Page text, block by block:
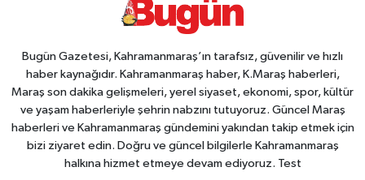
Bugün Gazetesi, Kahramanmaraş’ın tarafsız, güvenilir ve hızlı
haber kaynağıdır. Kahramanmaraş haber, K.Maraş haberleri,
Maraş son dakika gelişmeleri, yerel siyaset, ekonomi, spor, kültür
ve yaşam haberleriyle şehrin nabzını tutuyoruz. Güncel Maraş
haberleri ve Kahramanmaraş gündemini yakından takip etmek için
bizi ziyaret edin. Doğru ve güncel bilgilerle Kahramanmaraş
halkına hizmet etmeye devam ediyoruz. Test